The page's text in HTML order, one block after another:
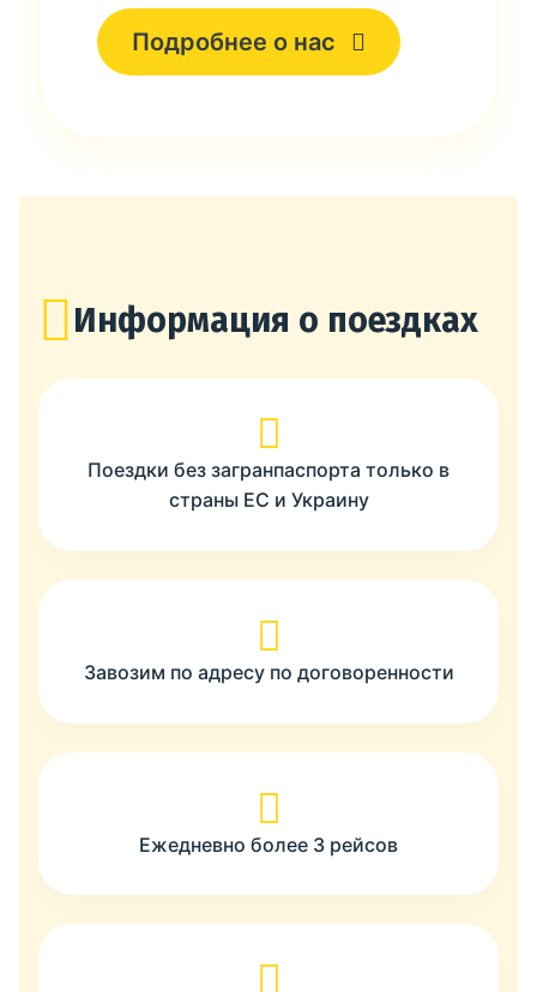
Подробнее о нас
Информация о поездках
Поездки без загранпаспорта только в
страны ЕС и Украину
Завозим по адресу по договоренности
Ежедневно более 3 рейсов